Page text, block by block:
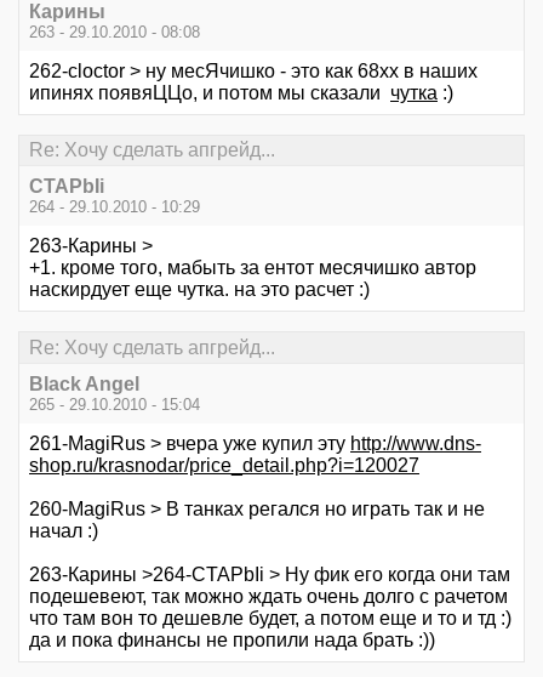
Карины
263 - 29.10.2010 - 08:08
262-cloctor > ну месЯчишко - это как 68хх в наших
ипинях появяЦЦо, и потом мы сказали чутка :)
Re: Хочу сделать апгрейд...
CTAPbIi
264 - 29.10.2010 - 10:29
263-Карины >
+1. кроме того, мабыть за ентот месячишко автор
наскирдует еще чутка. на это расчет :)
Re: Хочу сделать апгрейд...
Black Angel
265 - 29.10.2010 - 15:04
261-MagiRus > вчера уже купил эту http://www.dns-
shop.ru/krasnodar/price_detail.php?i=120027
260-MagiRus > В танках регался но играть так и не
начал :)
263-Карины >264-CTAPbIi > Ну фик его когда они там
подешевеют, так можно ждать очень долго с рачетом
что там вон то дешевле будет, а потом еще и то и тд :)
да и пока финансы не пропили нада брать :))